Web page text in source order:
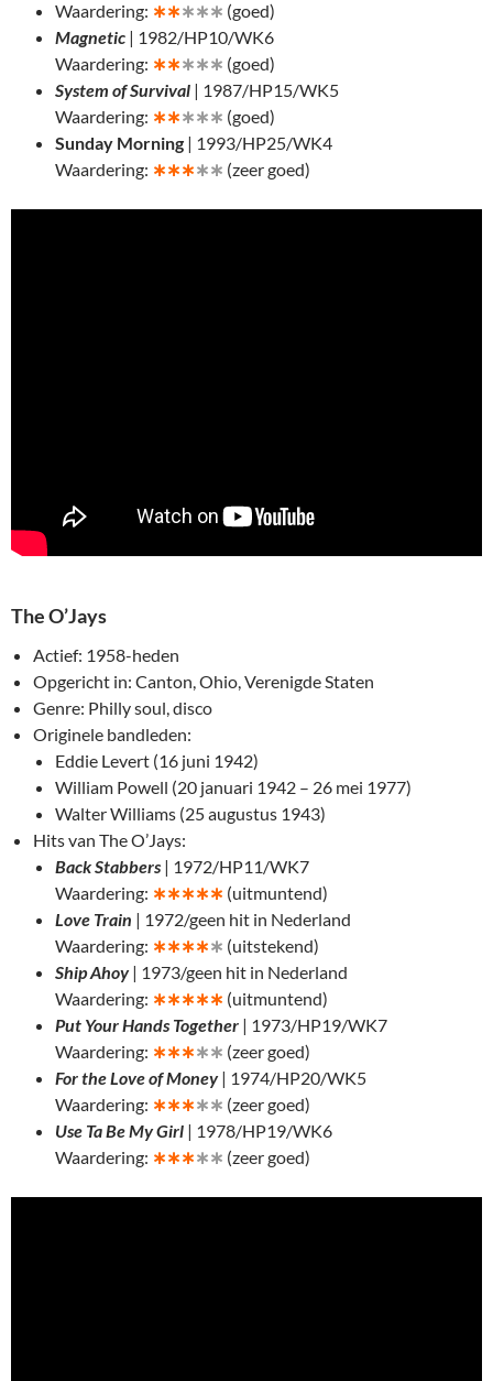
Waardering: ∗∗∗∗∗ (goed)
Magnetic | 1982/HP10/WK6
Waardering: ∗∗∗∗∗ (goed)
System of Survival | 1987/HP15/WK5
Waardering: ∗∗∗∗∗ (goed)
Sunday Morning | 1993/HP25/WK4
Waardering: ∗∗∗∗∗ (zeer goed)
The O’Jays
Actief: 1958-heden
Opgericht in: Canton, Ohio, Verenigde Staten
Genre: Philly soul, disco
Originele bandleden:
Eddie Levert (16 juni 1942)
William Powell (20 januari 1942 – 26 mei 1977)
Walter Williams (25 augustus 1943)
Hits van The O’Jays:
Back Stabbers | 1972/HP11/WK7
Waardering: ∗∗∗∗∗ (uitmuntend)
Love Train | 1972/geen hit in Nederland
Waardering: ∗∗∗∗∗ (uitstekend)
Ship Ahoy| 1973/geen hit in Nederland
Waardering: ∗∗∗∗∗ (uitmuntend)
Put Your Hands Together | 1973/HP19/WK7
Waardering: ∗∗∗∗∗ (zeer goed)
For the Love of Money| 1974/HP20/WK5
Waardering: ∗∗∗∗∗ (zeer goed)
Use Ta Be My Girl | 1978/HP19/WK6
Waardering: ∗∗∗∗∗ (zeer goed)